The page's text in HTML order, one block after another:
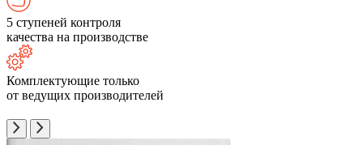
5 ступеней контроля
качества на производстве
Комплектующие только
от ведущих производителей